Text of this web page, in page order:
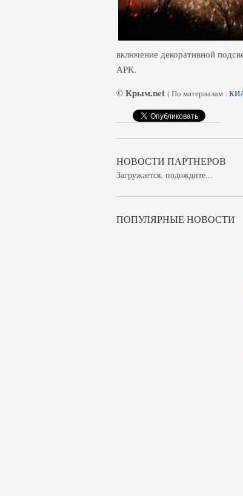
включение декоративной
АРК.
© Крым.net (По материалам :
НОВОСТИ ПАРТНЕРОВ
Загружается, подождите...
ПОПУЛЯРНЫЕ НОВОСТИ